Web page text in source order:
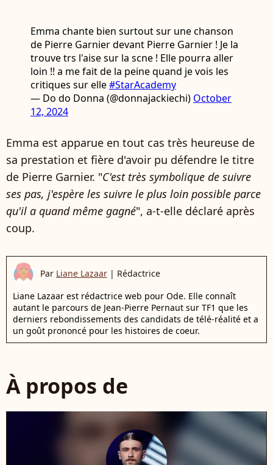
Emma chante bien surtout sur une chanson
de Pierre Garnier devant Pierre Garnier ! Je la
trouve trs l'aise sur la scne ! Elle pourra aller
loin !! a me fait de la peine quand je vois les
critiques sur elle#StarAcademy
— Do do Donna (@donnajackiechi) October
12, 2024
Emma est apparue en tout cas très heureuse de
sa prestation et fière d'avoir pu défendre le titre
de Pierre Garnier. "C'est très symbolique de suivre
ses pas, j'espère les suivre le plus loin possible parce
qu'il a quand même gagné", a-t-elle déclaré après
coup.
Par Liane Lazaar | Rédactrice
Liane Lazaar est rédactrice web pour Ode. Elle connaît
autant le parcours de Jean-Pierre Pernaut sur TF1 que les
derniers rebondissements des candidats de télé-réalité et a
un goût prononcé pour les histoires de coeur.
À propos de